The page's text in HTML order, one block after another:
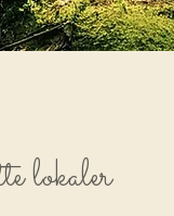
lokaler